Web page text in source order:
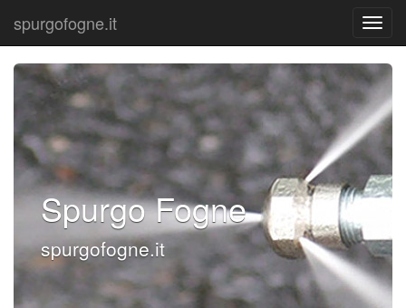
spurgofogne.it
Spurgo Fogne
spurgofogne.it